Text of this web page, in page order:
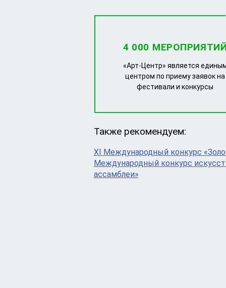
4 000
«Арт-Центр» является
центром по приему заявок на
фестивали и конкурсы
Также рекомендуем:
XI Международный конкурс
Международный конкурс
ассамблеи»